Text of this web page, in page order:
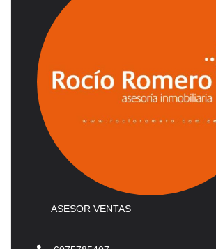
ASESOR VENTAS